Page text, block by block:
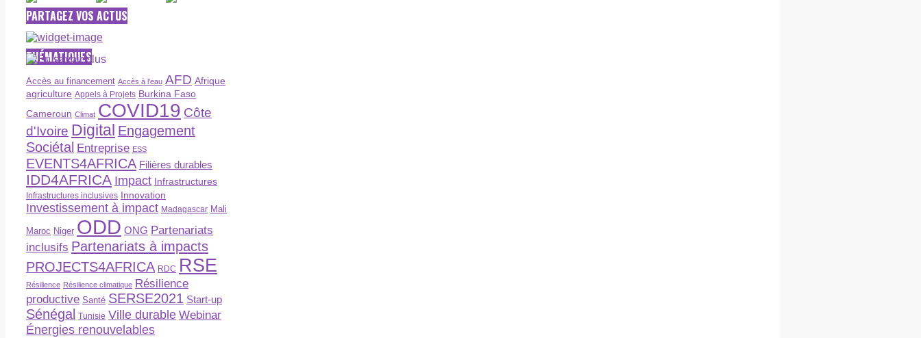
PARTAGEZ VOS ACTUS
THÉMATIQUES
Accès au financement Accès à l’eau AFD Afrique
agriculture Appels à Projets Burkina Faso
Cameroun Climat COVID19 Côte
d'Ivoire Digital Engagement
Sociétal Entreprise ESS
EVENTS4AFRICA Filières durables
IDD4AFRICA Impact Infrastructures
Infrastructures inclusives Innovation
Investissement à impact Madagascar Mali
Maroc Niger ODD ONG Partenariats
inclusifs Partenariats à impacts
PROJECTS4AFRICA RDC RSE
Résilience Résilience climatique Résilience
productive Santé SERSE2021 Start-up
Sénégal Tunisie Ville durable Webinar
Énergies renouvelables